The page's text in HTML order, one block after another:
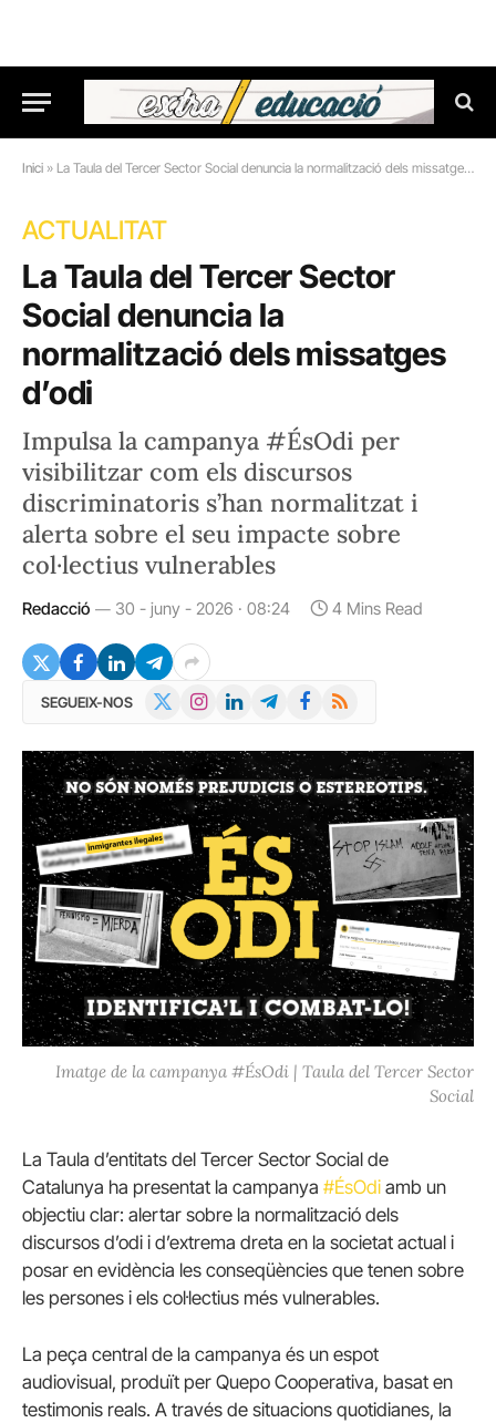
Inici » La Taula del Tercer Sector Social denuncia la normalització dels missatges d’odi
ACTUALITAT
La Taula del Tercer Sector
Social denuncia la
normalització dels missatges
d’odi
Impulsa la campanya #ÉsOdi per
visibilitzar com els discursos
discriminatoris s’han normalitzat i
alerta sobre el seu impacte sobre
col·lectius vulnerables
Redacció 30 - juny - 2026 · 08:24 4 Mins Read
SEGUEIX-NOS InstagramLinkedInTelegramFacebook
RSS
Imatge de la campanya #ÉsOdi | Taula del Tercer Sector
Social
La Taula d’entitats del Tercer Sector Social de
Catalunya ha presentat la campanya #ÉsOdi amb un
objectiu clar: alertar sobre la normalització dels
discursos d’odi i d’extrema dreta en la societat actual i
posar en evidència les conseqüències que tenen sobre
les persones i els col·lectius més vulnerables.
La peça central de la campanya és un espot
audiovisual, produït per Quepo Cooperativa, basat en
testimonis reals. A través de situacions quotidianes, la